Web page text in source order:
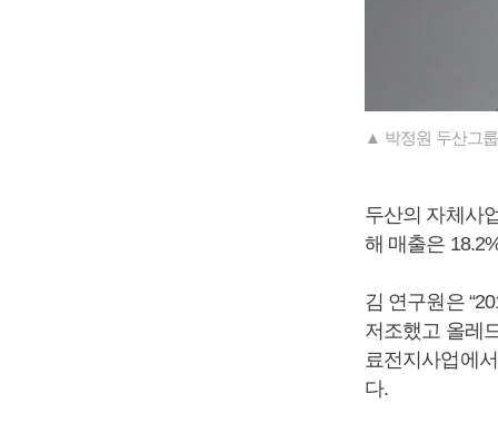
▲ 박정원 두산그
두산의 자체사
해 매출은
김 연구원은
저조했고 올레
료전지사업에
다.